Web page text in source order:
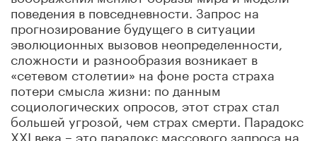
поведения в повседневности. Запрос на
прогнозирование будущего в ситуации
эволюционных вызовов неопределенности,
сложности и разнообразия возникает в
«сетевом столетии» на фоне роста страха
потери смысла жизни: по данным
социологических опросов, этот страх стал
большей угрозой, чем страх смерти. Парадокс
ХХI века – это парадокс массового запроса на